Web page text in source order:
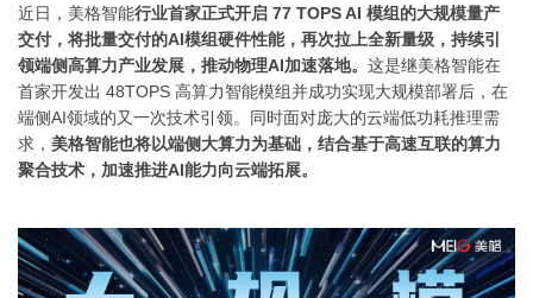
近日，美格智能行业首家正式开启 77 TOPS AI 模组的大规模量产
交付，将批量交付的AI模组硬件性能，再次拉上全新量级，持续引
领端侧高算力产业发展，推动物理AI加速落地。 这是继美格智能在
首家开发出 48TOPS 高算力智能模组并成功实现大规模部署后，在
端侧AI领域的又一次技术引领。同时面对庞大的云端低功耗推理需
求， 美格智能也将以端侧大算力为基础，结合基于高速互联的算力
聚合技术，加速推进AI能力向云端拓展。